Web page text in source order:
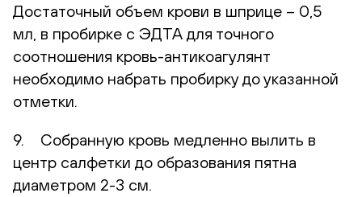
Достаточный объем крови в шприце – 0,5
мл, в пробирке с ЭДТА для точного
соотношения кровь-антикоагулянт
необходимо набрать пробирку до указанной
отметки.
9. Собранную кровь медленно вылить в
центр салфетки до образования пятна
диаметром 2-3 см.